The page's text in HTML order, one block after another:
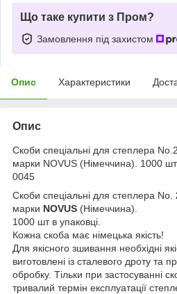
Що таке купити з Пром?
Замовлення під захистом
Опис Характеристики
Опис
Скоби спеціальні для степлера
марки NOVUS (Німеччина). 1000
0045
Скоби спеціальні для степлера No.
марки NOVUS (Німеччина).
1000 шт в упаковці.
Кожна скоба має німецька якість!
Для якісного зшивання необхідні
виготовлені із сталевого дроту та
обробку. Тільки при застосуванні
тривалий термін експлуатації